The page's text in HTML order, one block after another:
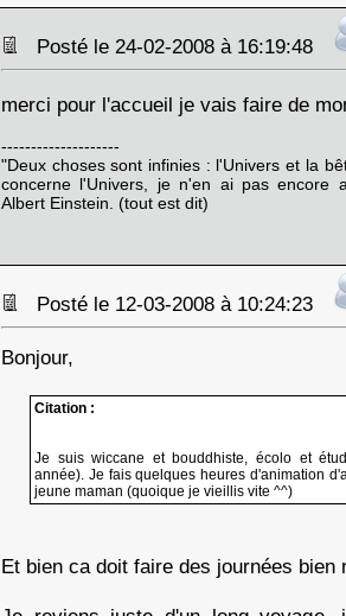
Posté le 24-02-2008 à 16:19:48
merci pour l'accueil je vais faire de
--------------------
"Deux choses sont infinies : l'Univers et la
concerne l'Univers, je n'en ai pas encore
Albert Einstein. (tout est dit)
Posté le 12-03-2008 à 10:24:23
Bonjour,
Citation :
Je suis wiccane et bouddhiste, écolo et
année). Je fais quelques heures d'animation
jeune maman (quoique je vieillis vite ^^)
Et bien ca doit faire des journées